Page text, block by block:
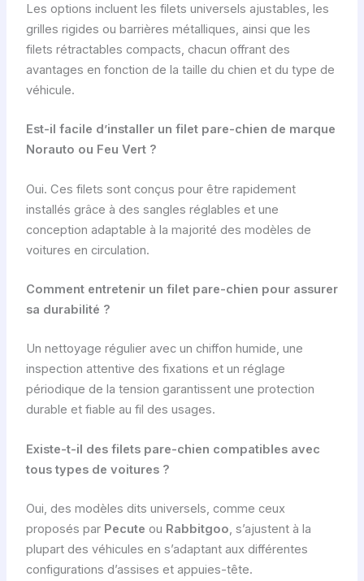
Les options incluent les filets universels ajustables, les
grilles rigides ou barrières métalliques, ainsi que les
filets rétractables compacts, chacun offrant des
avantages en fonction de la taille du chien et du type de
véhicule.
Est-il facile d’installer un filet pare-chien de marque
Norauto ou Feu Vert ?
Oui. Ces filets sont conçus pour être rapidement
installés grâce à des sangles réglables et une
conception adaptable à la majorité des modèles de
voitures en circulation.
Comment entretenir un filet pare-chien pour assurer
sa durabilité ?
Un nettoyage régulier avec un chiffon humide, une
inspection attentive des fixations et un réglage
périodique de la tension garantissent une protection
durable et fiable au fil des usages.
Existe-t-il des filets pare-chien compatibles avec
tous types de voitures ?
Oui, des modèles dits universels, comme ceux
proposés par Pecute ou Rabbitgoo, s’ajustent à la
plupart des véhicules en s’adaptant aux différentes
configurations d’assises et appuies-tête.